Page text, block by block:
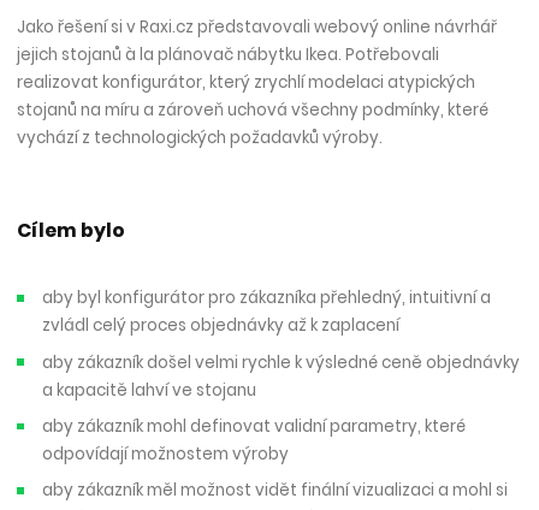
Jako řešení si v Raxi.cz představovali webový online návrhář
jejich stojanů à la plánovač nábytku Ikea. Potřebovali
realizovat konfigurátor, který zrychlí modelaci atypických
stojanů na míru a zároveň uchová všechny podmínky, které
vychází z technologických požadavků výroby.
Cílem bylo
aby byl konfigurátor pro zákazníka přehledný, intuitivní a
zvládl celý proces objednávky až k zaplacení
aby zákazník došel velmi rychle k výsledné ceně objednávky
a kapacitě lahví ve stojanu
aby zákazník mohl definovat validní parametry, které
odpovídají možnostem výroby
aby zákazník měl možnost vidět finální vizualizaci a mohl si